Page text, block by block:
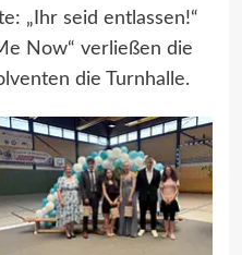
„Ihr seid entlassen!“
Now“ verließen die
die Turnhalle.